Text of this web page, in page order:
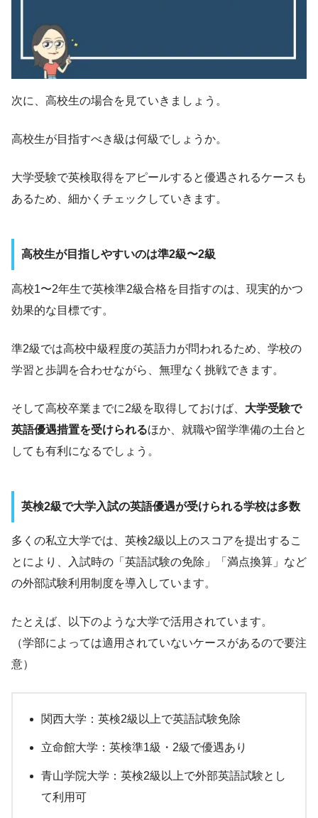
次に、高校生の場合を見ていきましょう。
高校生が目指すべき級は何級でしょうか。
大学受験で英検取得をアピールすると優遇されるケースも
あるため、細かくチェックしていきます。
高校生が目指しやすいのは準2級〜2級
高校1〜2年生で英検準2級合格を目指すのは、現実的かつ
効果的な目標です。
準2級では高校中級程度の英語力が問われるため、学校の
学習と歩調を合わせながら、無理なく挑戦できます。
そして高校卒業までに2級を取得しておけば、 大学受験で
英語優遇措置を受けられるほか、就職や留学準備の土台と
しても有利になるでしょう。
英検2級で大学入試の英語優遇が受けられる学校は多数
多くの私立大学では、英検2級以上のスコアを提出するこ
とにより、入試時の「英語試験の免除」「満点換算」など
の外部試験利用制度を導入しています。
たとえば、以下のような大学で活用されています。
（学部によっては適用されていないケースがあるので要注
意）
関西大学：英検2級以上で英語試験免除
立命館大学：英検準1級・2級で優遇あり
青山学院大学：英検2級以上で外部英語試験とし
て利用可